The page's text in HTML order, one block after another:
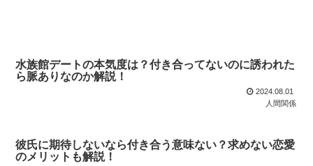
水族館デートの本気度は？付き合ってないのに誘われた
ら脈ありなのか解説！
2024.08.01
人間関係
彼氏に期待しないなら付き合う意味ない？求めない恋愛
のメリットも解説！